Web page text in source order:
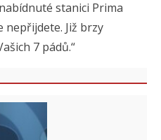
stanici Prima
nepřijdete. Již brzy
7 pádů.“